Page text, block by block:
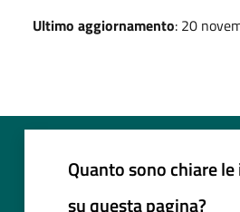
Ultimo aggiornamento: 20
Quanto sono chiare
su questa pagina?